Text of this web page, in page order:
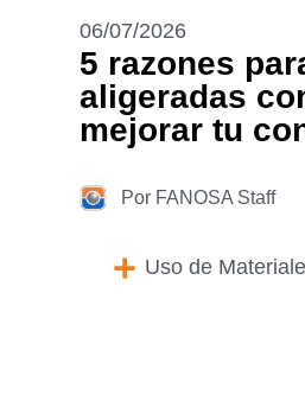
06/07/2026
5 razones
aligeradas
mejorar tu
Por FANOSA Staff
Uso de